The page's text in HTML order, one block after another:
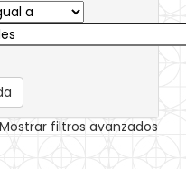
Mostrar filtros avanzados